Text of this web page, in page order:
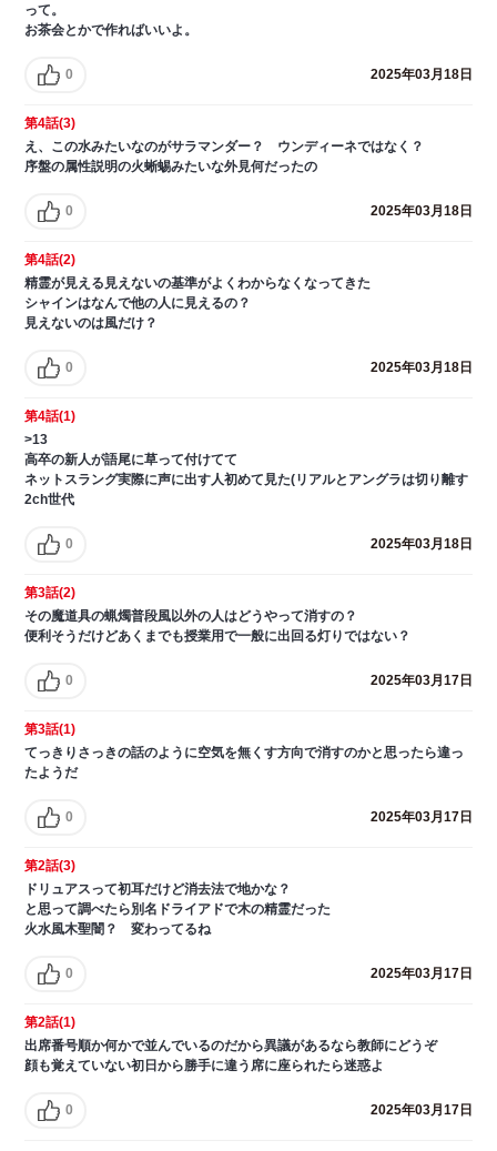
って。
お茶会とかで作ればいいよ。
0 2025年03月18日
第4話(3)
え、この水みたいなのがサラマンダー？ ウンディーネではなく？
序盤の属性説明の火蜥蜴みたいな外見何だったの
0 2025年03月18日
第4話(2)
精霊が見える見えないの基準がよくわからなくなってきた
シャインはなんで他の人に見えるの？
見えないのは風だけ？
0 2025年03月18日
第4話(1)
>13
高卒の新人が語尾に草って付けてて
ネットスラング実際に声に出す人初めて見た(リアルとアングラは切り離す
2ch世代
0 2025年03月18日
第3話(2)
その魔道具の蝋燭普段風以外の人はどうやって消すの？
便利そうだけどあくまでも授業用で一般に出回る灯りではない？
0 2025年03月17日
第3話(1)
てっきりさっきの話のように空気を無くす方向で消すのかと思ったら違っ
たようだ
0 2025年03月17日
第2話(3)
ドリュアスって初耳だけど消去法で地かな？
と思って調べたら別名ドライアドで木の精霊だった
火水風木聖闇？ 変わってるね
0 2025年03月17日
第2話(1)
出席番号順か何かで並んでいるのだから異議があるなら教師にどうぞ
顔も覚えていない初日から勝手に違う席に座られたら迷惑よ
0 2025年03月17日